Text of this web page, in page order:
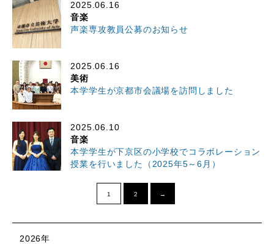
2025.06.16
音楽
声楽専攻教員公募のお知らせ
2025.06.16
美術
本学学生が京都市会議場を訪問しました
2025.06.10
音楽
本学学生が下京区の小学校でコラボレーション
授業を行いました（2025年5～6月）
1 2 →
2026年